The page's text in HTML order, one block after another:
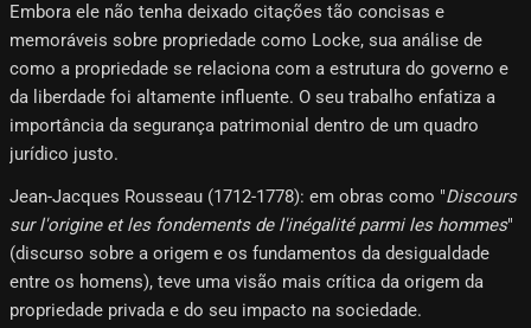
Embora ele não tenha deixado citações tão concisas e
memoráveis ​​sobre propriedade como Locke, sua análise de
como a propriedade se relaciona com a estrutura do governo e
da liberdade foi altamente influente. O seu trabalho enfatiza a
importância da segurança patrimonial dentro de um quadro
jurídico justo.
Jean-Jacques Rousseau (1712-1778): em obras como "Discours
sur l'origine et les fondements de l'inégalité parmi les hommes"
(discurso sobre a origem e os fundamentos da desigualdade
entre os homens), teve uma visão mais crítica da origem da
propriedade privada e do seu impacto na sociedade.